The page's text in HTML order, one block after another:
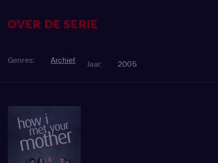
OVER DE SERIE
Genres: Archief Jaar: 2005